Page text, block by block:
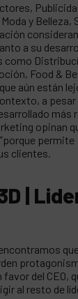
y Belleza,
a su
como
Food &
aún están
a pesar
más
opinan
porque permite
clientes.
|
del CEO,
al resto de